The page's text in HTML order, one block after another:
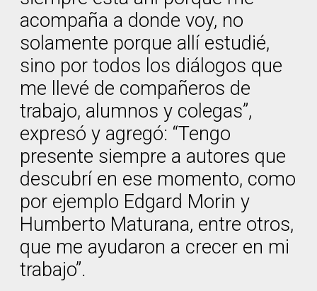
acompaña a donde voy, no
solamente porque allí estudié,
sino por todos los diálogos que
me llevé de compañeros de
trabajo, alumnos y colegas”,
expresó y agregó: “Tengo
presente siempre a autores que
descubrí en ese momento, como
por ejemplo Edgard Morin y
Humberto Maturana, entre otros,
que me ayudaron a crecer en mi
trabajo”.